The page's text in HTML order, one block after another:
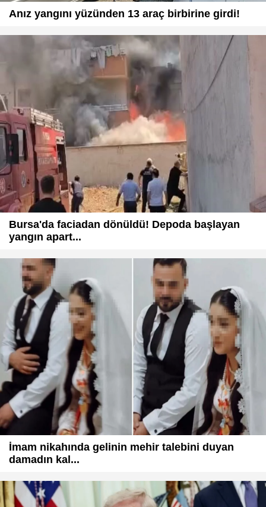
Anız yangını yüzünden 13 araç birbirine girdi!
Bursa'da faciadan dönüldü! Depoda başlayan
yangın apart...
İmam nikahında gelinin mehir talebini duyan
damadın kal...